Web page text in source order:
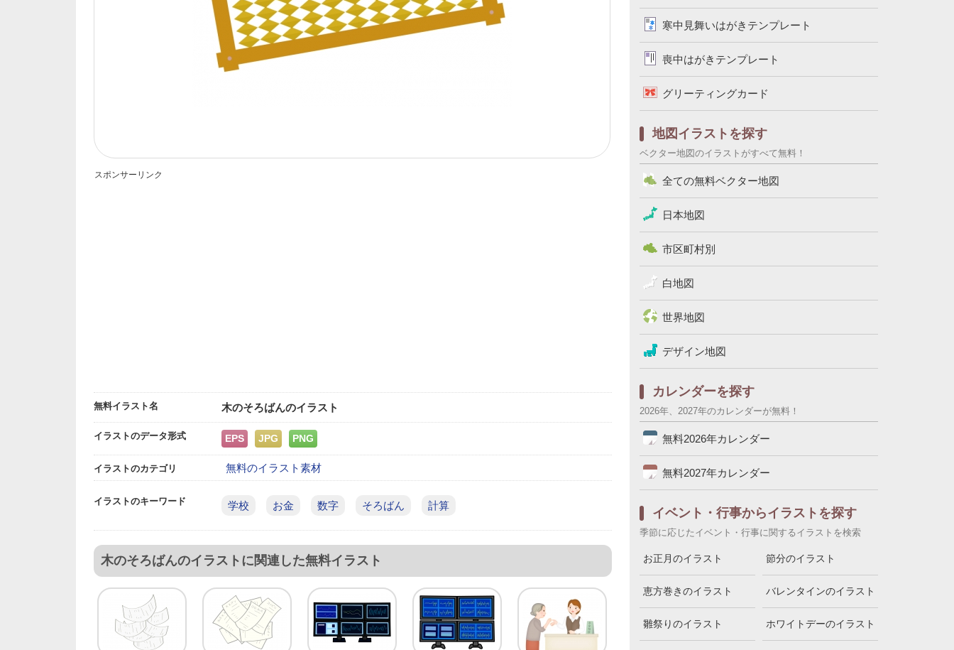
スポンサーリンク
無料イラスト名 木のそろばんのイラスト
イラストのデータ形式 EPS JPG PNG
イラストのカテゴリ 無料のイラスト素材
イラストのキーワード 学校 お金 数字 そろばん 計算
木のそろばんのイラストに関連した無料イラスト
寒中見舞いはがきテンプレート
喪中はがきテンプレート
グリーティングカード
地図イラストを探す
ベクター地図のイラストがすべて無料！
全ての無料ベクター地図
日本地図
市区町村別
白地図
世界地図
デザイン地図
カレンダーを探す
2026年、2027年のカレンダーが無料！
無料2026年カレンダー
無料2027年カレンダー
イベント・行事からイラストを探す
季節に応じたイベント・行事に関するイラストを検索
お正月のイラスト 節分のイラスト
恵方巻きのイラスト バレンタインのイラスト
雛祭りのイラスト ホワイトデーのイラスト